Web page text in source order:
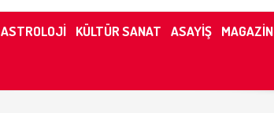
ASTROLOJİ KÜLTÜR SANAT ASAYİŞ MAGAZİN